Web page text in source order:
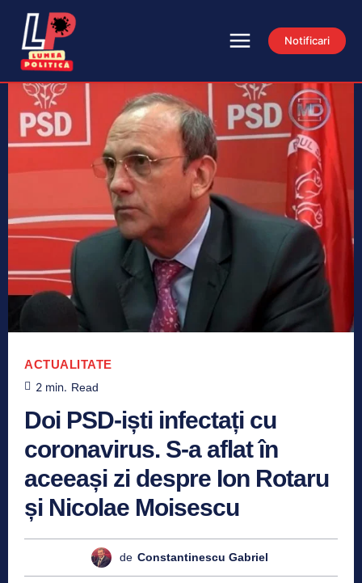
Notificari
ACTUALITATE
2 min. Read
Doi PSD-iști infectați cu
coronavirus. S-a aflat în
aceeași zi despre Ion Rotaru
și Nicolae Moisescu
de Constantinescu Gabriel